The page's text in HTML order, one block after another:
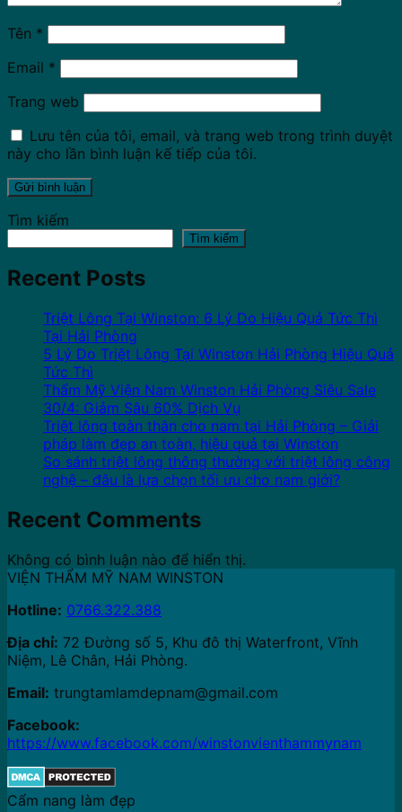
Tên *
Email *
Trang web
Lưu tên của tôi, email, và trang web trong trình duyệt
này cho lần bình luận kế tiếp của tôi.
Tìm kiếm
Tìm kiếm
Recent Posts
Triệt Lông Tại Winston: 6 Lý Do Hiệu Quả Tức Thì
Tại Hải Phòng
5 Lý Do Triệt Lông Tại Winston Hải Phòng Hiệu Quả
Tức Thì
Thẩm Mỹ Viện Nam Winston Hải Phòng Siêu Sale
30/4: Giảm Sâu 60% Dịch Vụ
Triệt lông toàn thân cho nam tại Hải Phòng – Giải
pháp làm đẹp an toàn, hiệu quả tại Winston
So sánh triệt lông thông thường với triệt lông công
nghệ – đâu là lựa chọn tối ưu cho nam giới?
Recent Comments
Không có bình luận nào để hiển thị.
VIỆN THẨM MỸ NAM WINSTON
Hotline: 0766.322.388
Địa chỉ: 72 Đường số 5, Khu đô thị Waterfront, Vĩnh
Niệm, Lê Chân, Hải Phòng.
Email: trungtamlamdepnam@gmail.com
Facebook:
https://www.facebook.com/winstonvienthammynam
Cẩm nang làm đẹp